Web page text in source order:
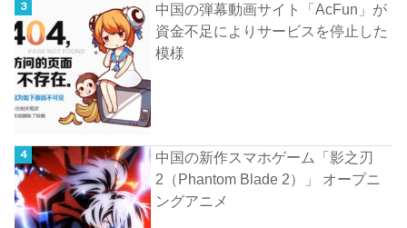
中国の弾幕動画サイト「AcFun」が
資金不足によりサービスを停止した
模様
中国の新作スマホゲーム「影之刃
2（Phantom Blade 2）」 オープニ
ングアニメ